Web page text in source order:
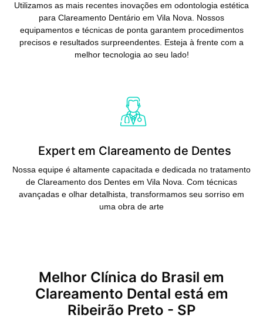
Utilizamos as mais recentes inovações em odontologia estética
para Clareamento Dentário em Vila Nova. Nossos
equipamentos e técnicas de ponta garantem procedimentos
precisos e resultados surpreendentes. Esteja à frente com a
melhor tecnologia ao seu lado!
Expert em Clareamento de Dentes
Nossa equipe é altamente capacitada e dedicada no tratamento
de Clareamento dos Dentes em Vila Nova. Com técnicas
avançadas e olhar detalhista, transformamos seu sorriso em
uma obra de arte
Melhor Clínica do Brasil em
Clareamento Dental está em
Ribeirão Preto - SP